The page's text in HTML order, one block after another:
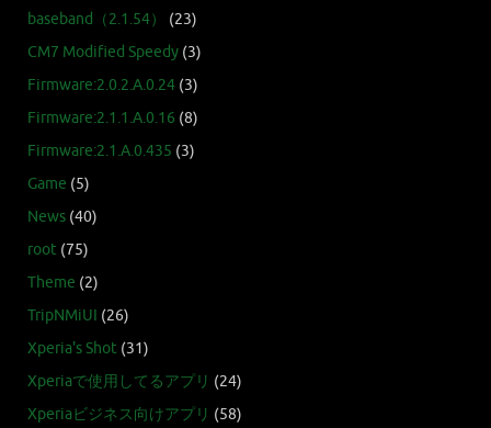
baseband（2.1.54）
(23)
CM7 Modified Speedy (3)
Firmware:2.0.2.A.0.24 (3)
Firmware:2.1.1.A.0.16 (8)
Firmware:2.1.A.0.435 (3)
Game (5)
News (40)
root (75)
Theme (2)
TripNMiUI (26)
Xperia's Shot (31)
Xperiaで使用してるアプリ (24)
Xperiaビジネス向けアプリ (58)